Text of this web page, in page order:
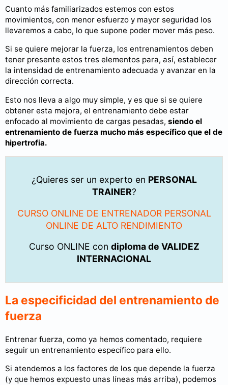
Cuanto más familiarizados estemos con estos
movimientos, con menor esfuerzo y mayor seguridad los
llevaremos a cabo, lo que supone poder mover más peso.
Si se quiere mejorar la fuerza, los entrenamientos deben
tener presente estos tres elementos para, así, establecer
la intensidad de entrenamiento adecuada y avanzar en la
dirección correcta.
Esto nos lleva a algo muy simple, y es que si se quiere
obtener esta mejora, el entrenamiento debe estar
enfocado al movimiento de cargas pesadas, siendo el
entrenamiento de fuerza mucho más específico que el de
hipertrofia.
¿Quieres ser un experto en PERSONAL
TRAINER?
CURSO ONLINE DE ENTRENADOR PERSONAL
ONLINE DE ALTO RENDIMIENTO
Curso ONLINE con diploma de VALIDEZ
INTERNACIONAL
La especificidad del entrenamiento de
fuerza
Entrenar fuerza, como ya hemos comentado, requiere
seguir un entrenamiento específico para ello.
Si atendemos a los factores de los que depende la fuerza
(y que hemos expuesto unas líneas más arriba), podemos